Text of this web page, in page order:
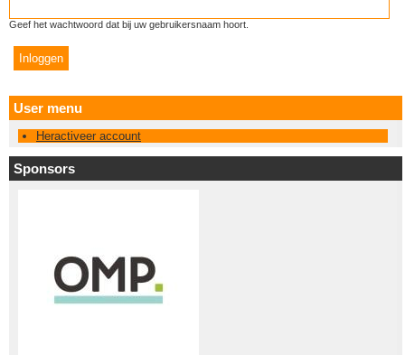
Geef het wachtwoord dat bij uw gebruikersnaam hoort.
User menu
Heractiveer account
Sponsors